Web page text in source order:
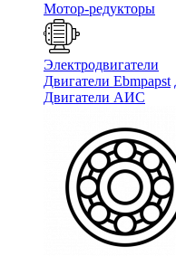
Мотор-редукторы
Электродвигатели
Двигатели Ebmpapst
Двигатели АИС